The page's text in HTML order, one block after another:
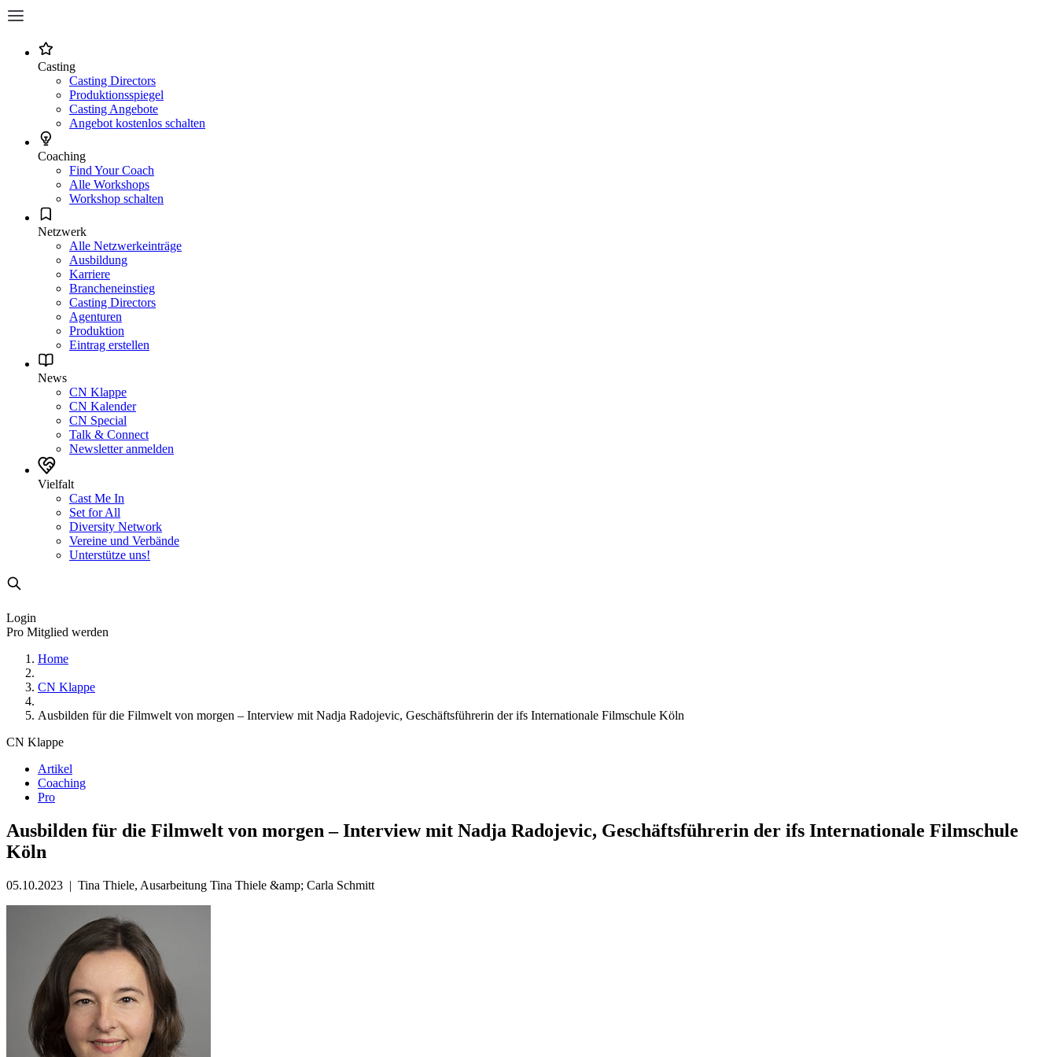
Casting
Casting Directors
Produktionsspiegel
Casting Angebote
Angebot kostenlos schalten
Coaching
Find Your Coach
Alle Workshops
Workshop schalten
Netzwerk
Alle Netzwerkeinträge
Ausbildung
Karriere
Brancheneinstieg
Casting Directors
Agenturen
Produktion
Eintrag erstellen
News
CN Klappe
CN Kalender
CN Special
Talk & Connect
Newsletter anmelden
Vielfalt
Cast Me In
Set for All
Diversity Network
Vereine und Verbände
Unterstütze uns!
Login
Pro Mitglied werden
Home
CN Klappe
Ausbilden für die Filmwelt von morgen – Interview mit Nadja Radojevic, Geschäftsführerin der ifs Internationale Filmschule Köln
CN Klappe
Artikel
Coaching
Pro
Ausbilden für die Filmwelt von morgen – Interview mit Nadja Radojevic, Geschäftsführerin der ifs Internationale Filmschule
Köln
05.10.2023 | Tina Thiele, Ausarbeitung Tina Thiele &amp; Carla Schmitt